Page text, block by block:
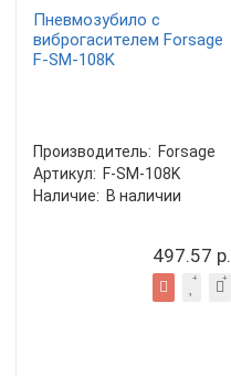
Пневмозубило с
виброгасителем Forsage
F-SM-108K
Производитель: Forsage
Артикул: F-SM-108K
Наличие: В наличии
497.57 р.